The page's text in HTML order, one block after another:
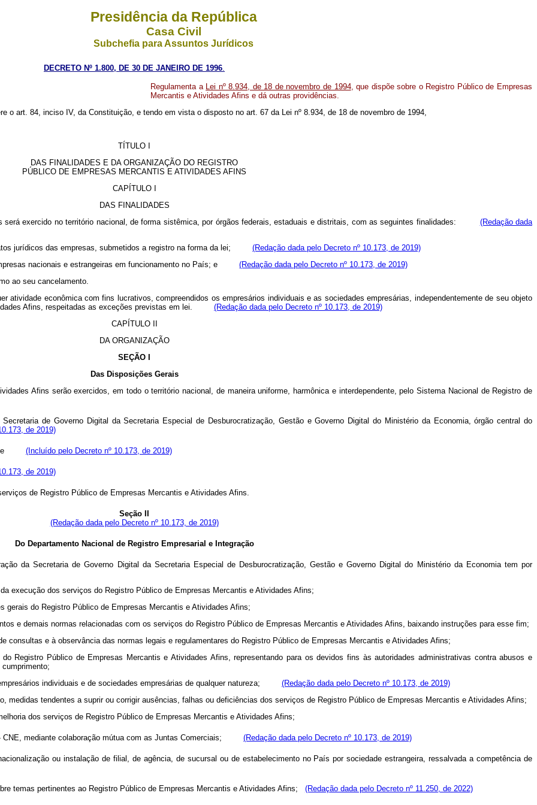
Presidência da República
Casa Civil
Subchefia para Assuntos Jurídicos
DECRETO Nº 1.800, DE 30 DE JANEIRO DE 1996.
Regulamenta a Lei nº 8.934, de 18 de novembro de 1994, que dispõe sobre o Registro Público de Empresas
Mercantis e Atividades Afins e dá outras providências.
o art. 84, inciso IV, da Constituição, e tendo em vista o disposto no art. 67 da Lei nº 8.934, de 18 de novembro de 1994,
TÍTULO I
DAS FINALIDADES E DA ORGANIZAÇÃO DO REGISTRO
PÚBLICO DE EMPRESAS MERCANTIS E ATIVIDADES AFINS
CAPÍTULO I
DAS FINALIDADES
será exercido no território nacional, de forma sistêmica, por órgãos federais, estaduais e distritais, com as seguintes finalidades: (Redação dada
jurídicos das empresas, submetidos a registro na forma da lei; (Redação dada pelo Decreto nº 10.173, de 2019)
nacionais e estrangeiras em funcionamento no País; e (Redação dada pelo Decreto nº 10.173, de 2019)
ao seu cancelamento.
atividade econômica com fins lucrativos, compreendidos os empresários individuais e as sociedades empresárias, independentemente de seu objeto
Afins, respeitadas as exceções previstas em lei. (Redação dada pelo Decreto nº 10.173, de 2019)
CAPÍTULO II
DA ORGANIZAÇÃO
SEÇÃO I
Das Disposições Gerais
Afins serão exercidos, em todo o território nacional, de maneira uniforme, harmônica e interdependente, pelo Sistema Nacional de Registro de
de Governo Digital da Secretaria Especial de Desburocratização, Gestão e Governo Digital do Ministério da Economia, órgão central do
de 2019)
e (Incluído pelo Decreto nº 10.173, de 2019)
de 2019)
de Registro Público de Empresas Mercantis e Atividades Afins.
Seção II
(Redação dada pelo Decreto nº 10.173, de 2019)
Do Departamento Nacional de Registro Empresarial e Integração
da Secretaria de Governo Digital da Secretaria Especial de Desburocratização, Gestão e Governo Digital do Ministério da Economia tem por
execução dos serviços do Registro Público de Empresas Mercantis e Atividades Afins;
do Registro Público de Empresas Mercantis e Atividades Afins;
e demais normas relacionadas com os serviços do Registro Público de Empresas Mercantis e Atividades Afins, baixando instruções para esse fim;
e à observância das normas legais e regulamentares do Registro Público de Empresas Mercantis e Atividades Afins;
Registro Público de Empresas Mercantis e Atividades Afins, representando para os devidos fins às autoridades administrativas contra abusos e
individuais e de sociedades empresárias de qualquer natureza; (Redação dada pelo Decreto nº 10.173, de 2019)
medidas tendentes a suprir ou corrigir ausências, falhas ou deficiências dos serviços de Registro Público de Empresas Mercantis e Atividades Afins;
dos serviços de Registro Público de Empresas Mercantis e Atividades Afins;
- CNE, mediante colaboração mútua com as Juntas Comerciais; (Redação dada pelo Decreto nº 10.173, de 2019)
ou instalação de filial, de agência, de sucursal ou de estabelecimento no País por sociedade estrangeira, ressalvada a competência de
temas pertinentes ao Registro Público de Empresas Mercantis e Atividades Afins; (Redação dada pelo Decreto nº 11.250, de 2022)